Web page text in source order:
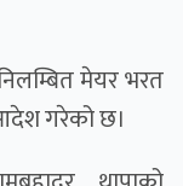
मेयर भरत
गरेको छ।